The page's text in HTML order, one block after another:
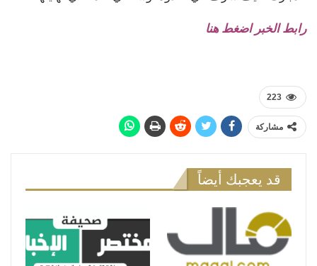
رابط الخبر اضغط هنا
223
مشاركة
قد يعجبك أيضاً